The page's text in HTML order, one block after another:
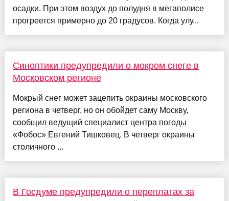
осадки. При этом воздух до полудня в мегаполисе
прогреется примерно до 20 градусов. Когда улу...
Синоптики предупредили о мокром снеге в
Московском регионе
Мокрый снег может зацепить окраины московского
региона в четверг, но он обойдет саму Москву,
сообщил ведущий специалист центра погоды
«Фобос» Евгений Тишковец. В четверг окраины
столичного ...
В Госдуме предупредили о переплатах за